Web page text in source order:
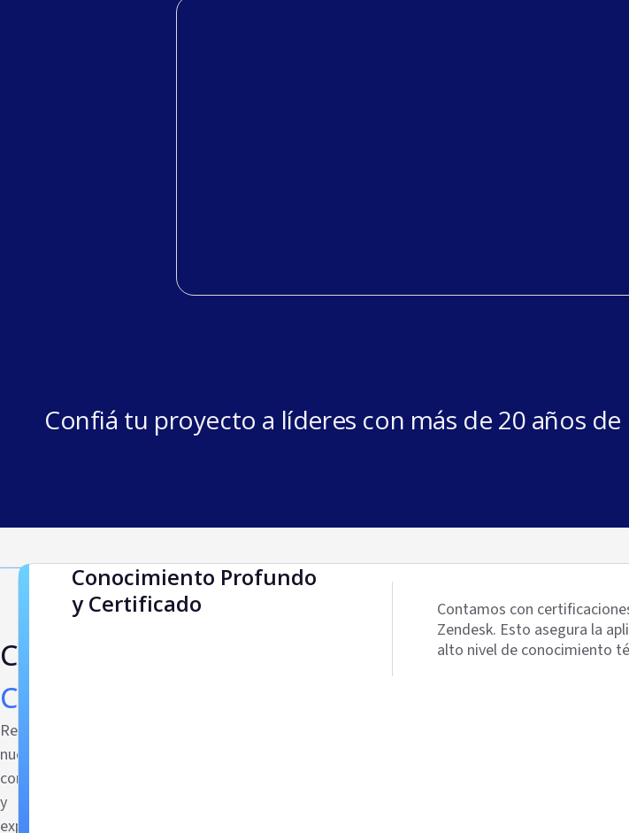
Confiá tu proyecto a líderes con más de 20 años
Conocimiento
Certificado
Respaldamos
nuestro
conocimiento
y
experiencia
Conocimiento Profundo
y Certificado
Contamos con
Zendesk. Esto asegura la
alto nivel de conocimiento